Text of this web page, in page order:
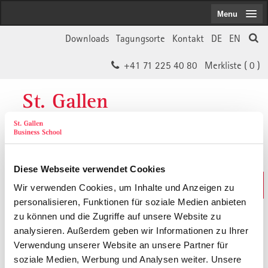
Diese Webseite verwendet Cookies
Wir verwenden Cookies, um Inhalte und Anzeigen zu
personalisieren, Funktionen für soziale Medien anbieten
zu können und die Zugriffe auf unsere Website zu
analysieren. Außerdem geben wir Informationen zu Ihrer
Verwendung unserer Website an unsere Partner für
soziale Medien, Werbung und Analysen weiter. Unsere
EN
DE
Kontakt
Tagungsorte
Downloads
Merkliste ( 0 )
+41 71 225 40 80
St. Gallen
Business School
Weiterbildungs-Suche
In 30 Sekunden das Passende finden
Menu
Der von Ihnen gesuchte Inhalt ist